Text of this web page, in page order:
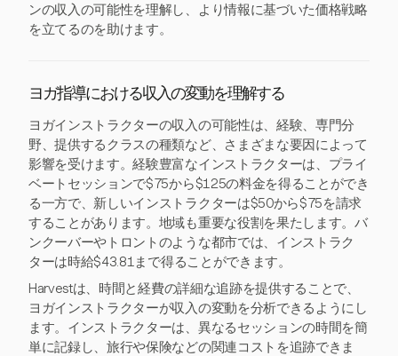
ンの収入の可能性を理解し、より情報に基づいた価格戦略
を立てるのを助けます。
ヨガ指導における収入の変動を理解する
ヨガインストラクターの収入の可能性は、経験、専門分
野、提供するクラスの種類など、さまざまな要因によって
影響を受けます。経験豊富なインストラクターは、プライ
ベートセッションで$75から$125の料金を得ることができ
る一方で、新しいインストラクターは$50から$75を請求
することがあります。地域も重要な役割を果たします。バ
ンクーバーやトロントのような都市では、インストラク
ターは時給$43.81まで得ることができます。
Harvestは、時間と経費の詳細な追跡を提供することで、
ヨガインストラクターが収入の変動を分析できるようにし
ます。インストラクターは、異なるセッションの時間を簡
単に記録し、旅行や保険などの関連コストを追跡できま